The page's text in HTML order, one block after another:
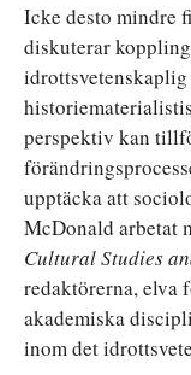
Icke desto mindre
diskuterar
perspektiv kan
upptäcka att
McDonald arbetat
Cultural Studies
redaktörerna, elva
akademiska
inom det